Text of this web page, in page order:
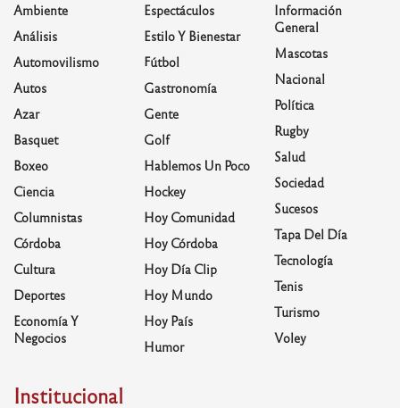
Ambiente
Análisis
Automovilismo
Autos
Azar
Basquet
Boxeo
Ciencia
Columnistas
Córdoba
Cultura
Deportes
Economía Y
Negocios
Espectáculos
Estilo Y Bienestar
Fútbol
Gastronomía
Gente
Golf
Hablemos Un Poco
Hockey
Hoy Comunidad
Hoy Córdoba
Hoy Día Clip
Hoy Mundo
Hoy País
Humor
Información
General
Mascotas
Nacional
Política
Rugby
Salud
Sociedad
Sucesos
Tapa Del Día
Tecnología
Tenis
Turismo
Voley
Institucional